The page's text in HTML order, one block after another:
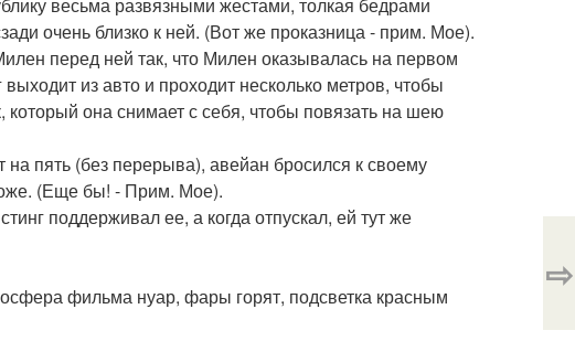
очень близко к ней. (Вот же проказница - прим. Мое).
перед ней так, что Милен оказывалась на первом
из авто и проходит несколько метров, чтобы
она снимает с себя, чтобы повязать на шею
пять (без перерыва), авейан бросился к своему
(Еще бы! - Прим. Мое).
поддерживал ее, а когда отпускал, ей тут же
фильма нуар, фары горят, подсветка красным
⇨